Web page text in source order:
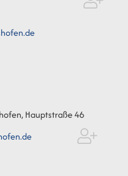
Hauptstraße 46